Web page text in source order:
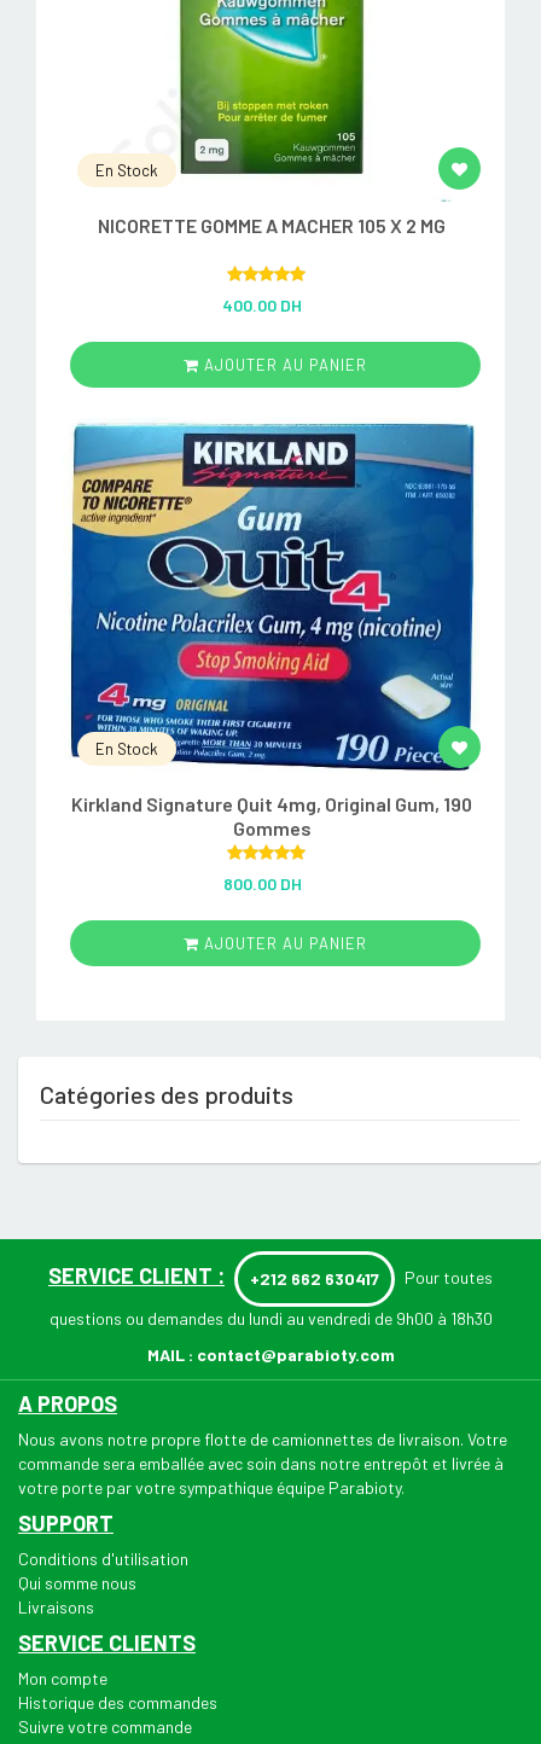
En Stock
NICORETTE GOMME A MACHER 105 X 2 MG
out of 5
400.00 DH
AJOUTER AU PANIER
En Stock
Kirkland Signature Quit 4mg, Original Gum, 190
Gommes
out of 5
800.00 DH
AJOUTER AU PANIER
Catégories des produits
SERVICE CLIENT : +212 662 630417 Pour toutes
questions ou demandes du lundi au vendredi de 9h00 à 18h30
MAIL : contact@parabioty.com
A PROPOS
Nous avons notre propre flotte de camionnettes de livraison. Votre
commande sera emballée avec soin dans notre entrepôt et livrée à
votre porte par votre sympathique équipe Parabioty.
SUPPORT
Conditions d'utilisation
Qui somme nous
Livraisons
SERVICE CLIENTS
Mon compte
Historique des commandes
Suivre votre commande